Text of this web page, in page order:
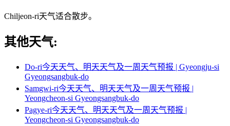
Chiljeon-ri天气适合散步。
其他天气:
Do-ri今天天气、明天天气及一周天气预报 | Gyeongju-si
Gyeongsangbuk-do
Samgwi-ri今天天气、明天天气及一周天气预报 |
Yeongcheon-si Gyeongsangbuk-do
Pagye-ri今天天气、明天天气及一周天气预报 |
Yeongcheon-si Gyeongsangbuk-do